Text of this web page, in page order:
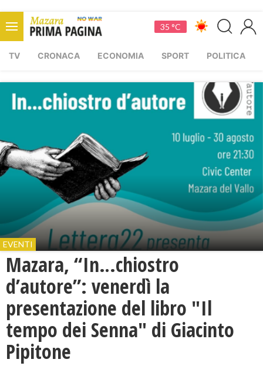
35 °C
TV CRONACA ECONOMIA SPORT POLITICA
EVENTI
Mazara, “In…chiostro
d’autore”: venerdì la
presentazione del libro "Il
tempo dei Senna" di Giacinto
Pipitone